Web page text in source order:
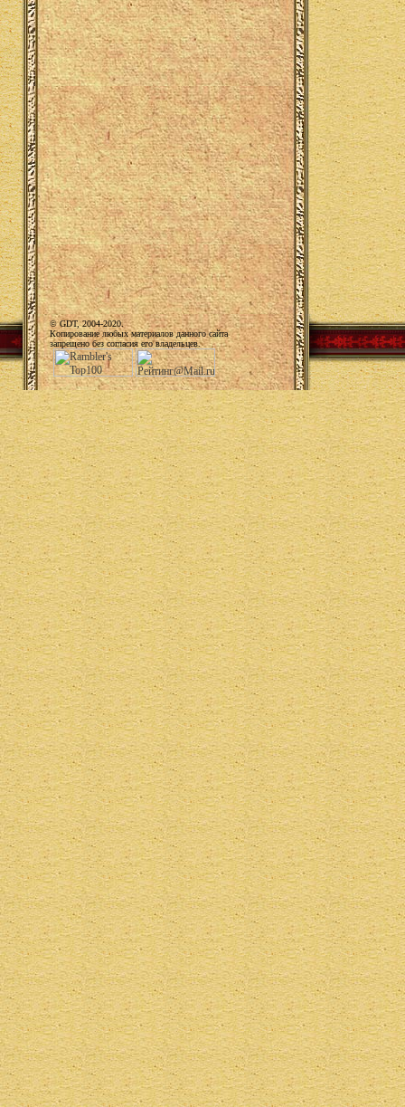
© GDT, 2004-2020.
Копирование любых материалов данного сайта
запрещено без согласия его владельцев.